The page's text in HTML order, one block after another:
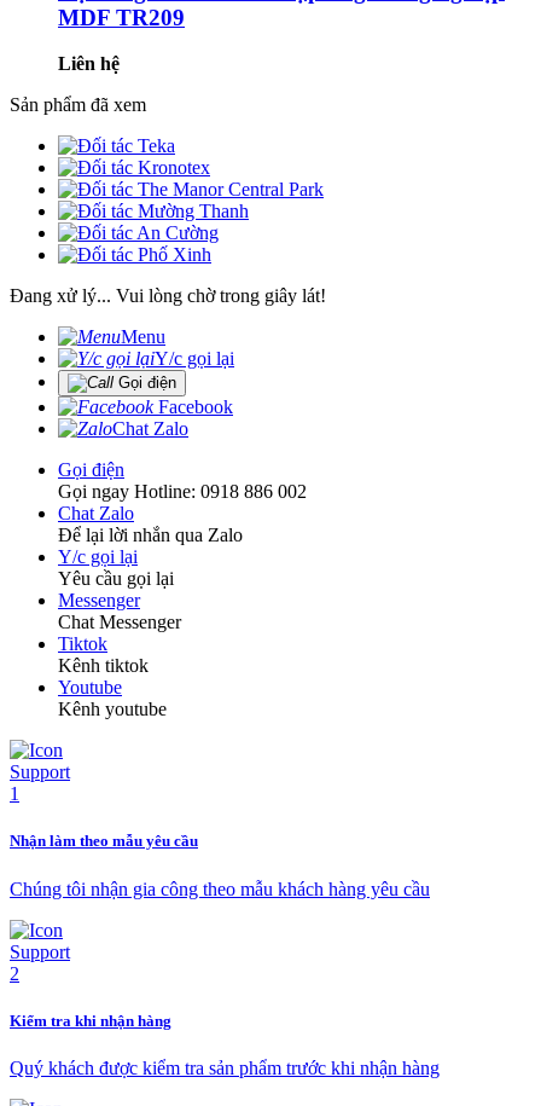
MDF TR209
Liên hệ
Sản phẩm đã xem
Đang xử lý... Vui lòng chờ trong giây lát!
Menu
Y/c gọi lại
Gọi điện
Facebook
Chat Zalo
Gọi điện
Gọi ngay Hotline: 0918 886 002
Chat Zalo
Để lại lời nhắn qua Zalo
Y/c gọi lại
Yêu cầu gọi lại
Messenger
Chat Messenger
Tiktok
Kênh tiktok
Youtube
Kênh youtube
Nhận làm theo mẫu yêu cầu
Chúng tôi nhận gia công theo mẫu khách hàng yêu cầu
Kiểm tra khi nhận hàng
Quý khách được kiểm tra sản phẩm trước khi nhận hàng